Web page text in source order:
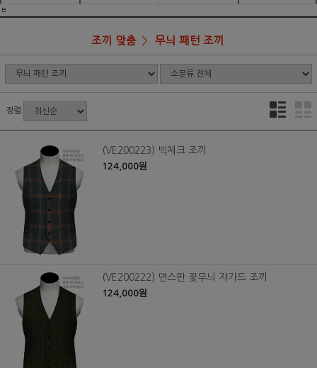
ㅌ
조끼 맞춤 무늬 패턴 조끼
정렬
(VE200223) 빅체크 조끼
124,000원
(VE200222) 면스판 꽃무늬 쟈가드 조끼
124,000원